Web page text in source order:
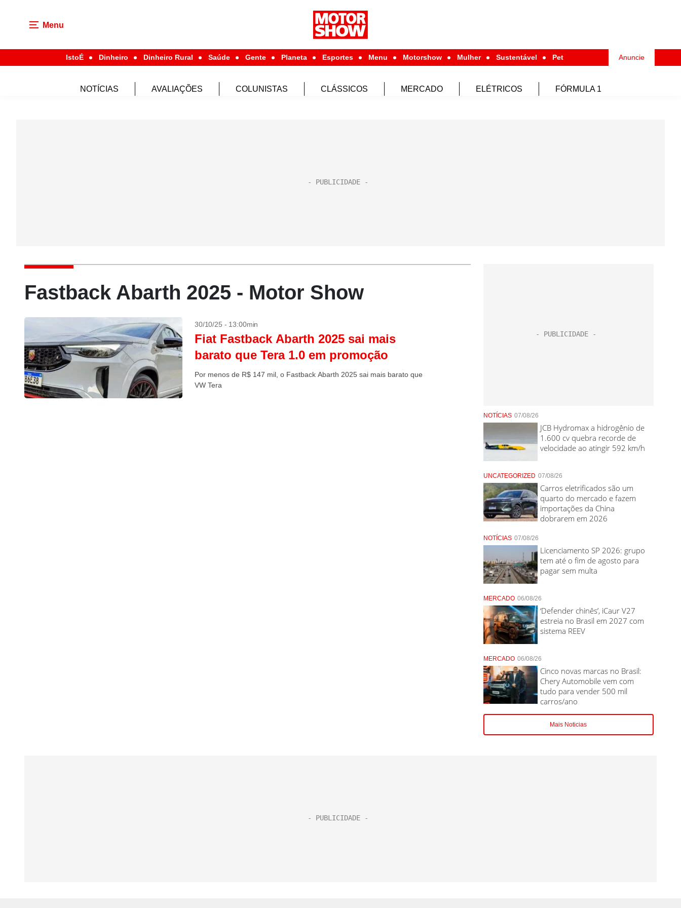
Menu
IstoÉ Dinheiro Dinheiro Rural Saúde Gente Planeta Esportes Menu Motorshow Mulher Sustentável Pet Anuncie
NOTÍCIAS AVALIAÇÕES COLUNISTAS CLÁSSICOS MERCADO ELÉTRICOS FÓRMULA 1
Fastback Abarth 2025 - Motor Show
30/10/25 - 13:00min
Fiat Fastback Abarth 2025 sai mais
barato que Tera 1.0 em promoção
Por menos de R$ 147 mil, o Fastback Abarth 2025 sai mais barato que
VW Tera
NOTÍCIAS 07/08/26
JCB Hydromax a hidrogênio de
1.600 cv quebra recorde de
velocidade ao atingir 592 km/h
UNCATEGORIZED 07/08/26
Carros eletrificados são um
quarto do mercado e fazem
importações da China
dobrarem em 2026
NOTÍCIAS 07/08/26
Licenciamento SP 2026: grupo
tem até o fim de agosto para
pagar sem multa
MERCADO 06/08/26
‘Defender chinês’, iCaur V27
estreia no Brasil em 2027 com
sistema REEV
MERCADO 06/08/26
Cinco novas marcas no Brasil:
Chery Automobile vem com
tudo para vender 500 mil
carros/ano
Mais Noticias